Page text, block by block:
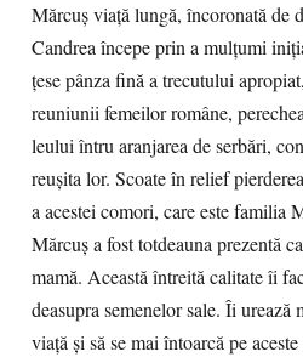
Mărcuş viaţă lungă, încoronată de
Candrea începe prin a mulţumi
ţese pânza fină a trecutului
reuniunii femeilor române,
leului întru aranjarea de serbări,
reuşita lor. Scoate în relief
a acestei comori, care este familia
Mărcuş a fost totdeauna prezentă
mamă. Această întreită calitate îi
deasupra semenelor sale. Îi
viaţă şi să se mai întoarcă pe